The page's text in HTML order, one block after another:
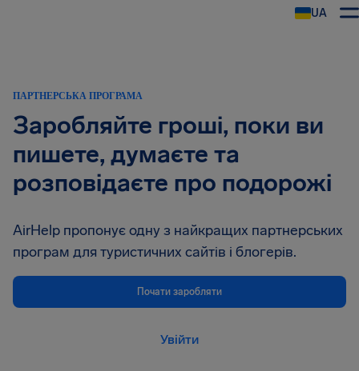
UA
ПАРТНЕРСЬКА ПРОГРАМА
Заробляйте гроші, поки ви
пишете, думаєте та
розповідаєте про подорожі
AirHelp пропонує одну з найкращих партнерських
програм для туристичних сайтів і блогерів.
Почати заробляти
Увійти